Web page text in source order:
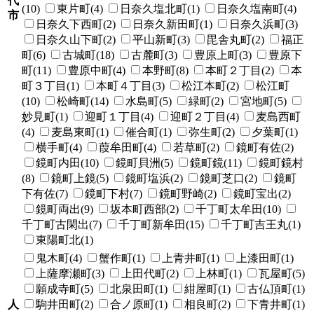
市
(10)
東片町(4) 日奈久塩北町(1)
日奈久塩南町(4)
日奈久下西町(2)
日奈久新田町(1)
日奈久浜町(3)
日奈久山下町(2)
平山新町(3) 毘舎丸町(2)
福正
町(6)
古城町(18) 古麓町(3) 豊原上町(3)
豊原下
町(11)
豊原中町(4) 本野町(8) 本町２丁目(2)
本
町３丁目(1)
本町４丁目(3) 松江本町(2)
松江町
(10)
松崎町(14) 水島町(5) 緑町(2)
宮地町(5)
妙見町(1)
迎町１丁目(4) 迎町２丁目(4)
麦島西町
(4)
麦島東町(1) 催合町(1) 弥生町(2)
夕葉町(1)
横手町(4)
葭牟田町(4) 若草町(2)
鏡町有佐(2)
鏡町内田(10)
鏡町貝洲(5) 鏡町鏡(11)
鏡町鏡村
(8)
鏡町上鏡(5) 鏡町塩浜(2) 鏡町芝口(2)
鏡町
下有佐(7)
鏡町下村(7) 鏡町野崎(2)
鏡町宝出(2)
鏡町両出(9)
坂本町西部(2)
千丁町太牟田(10)
千丁町古閑出(7)
千丁町新牟田(15)
千丁町吉王丸(1)
東陽町北(1)
人
鬼木町(4) 蟹作町(1) 上青井町(1)
上漆田町(1)
上薩摩瀬町(3)
上田代町(2) 上林町(1)
瓦屋町(5)
願成寺町(5)
北泉田町(1) 紺屋町(1)
古仏頂町(1)
駒井田町(2)
合ノ原町(1) 相良町(2)
下青井町(1)